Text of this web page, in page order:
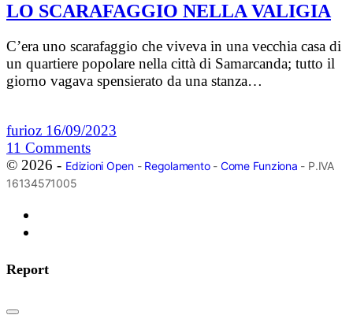
LO SCARAFAGGIO NELLA VALIGIA
C’era uno scarafaggio che viveva in una vecchia casa di
un quartiere popolare nella città di Samarcanda; tutto il
giorno vagava spensierato da una stanza…
furioz 16/09/2023
11 Comments
© 2026 - Edizioni Open- Regolamento- Come Funziona - P.IVA
16134571005
Report